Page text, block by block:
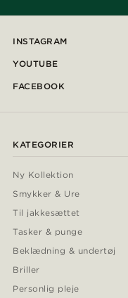
INSTAGRAM
YOUTUBE
FACEBOOK
KATEGORIER
Ny Kollektion
Smykker & Ure
Til jakkesættet
Tasker & punge
Beklædning & undertøj
Briller
Personlig pleje